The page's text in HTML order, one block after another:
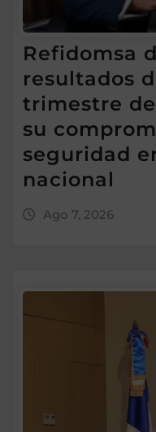
Refidomsa
resultados
trimestre
su
seguridad
nacional
Ago 7, 2026